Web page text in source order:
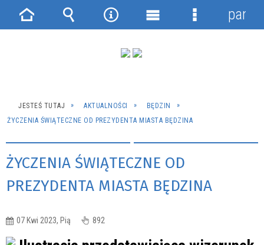
JESTEŚ TUTAJ AKTUALNOŚCI
BĘDZIN
ŻYCZENIA ŚWIĄTECZNE OD PREZYDENTA MIASTA BĘDZINA
ŻYCZENIA ŚWIĄTECZNE OD
PREZYDENTA MIASTA BĘDZINA
07 Kwi 2023, Pią 892
Strona Wyszukiwarka
NarzędziaMenu
Menu
panel